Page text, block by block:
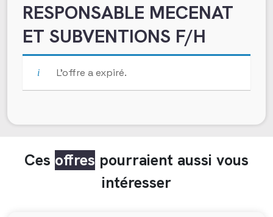
RESPONSABLE MECENAT
ET SUBVENTIONS F/H
L’offre a expiré.
Ces offres pourraient aussi vous
intéresser